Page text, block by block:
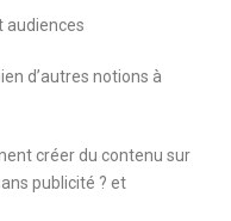
audiences
d’autres notions à
créer du contenu sur
publicité ? et